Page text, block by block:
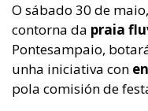
O sábado 30 de
contorna da praia
Pontesampaio,
unha iniciativa con
pola comisión de